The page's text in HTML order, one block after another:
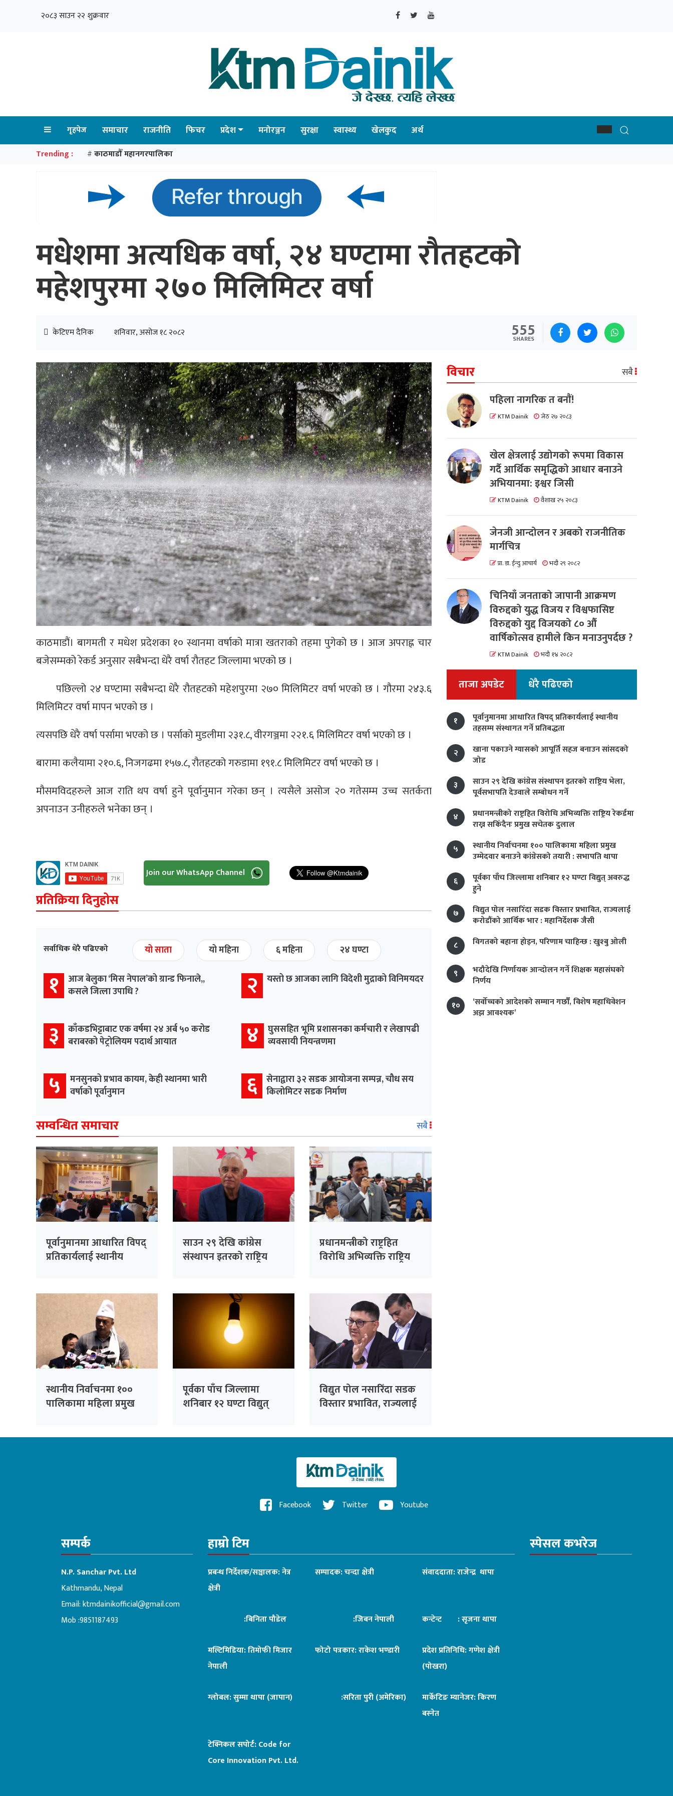
२०८३ साउन २२ शुक्रवार
गृहपेज समाचार राजनीति फिचर प्रदेश मनोरञ्जन सुरक्षा स्वास्थ्य खेलकुद अर्थ
Trending : # काठमाडौँ महानगरपालिका
मधेशमा अत्यधिक वर्षा, २४ घण्टामा रौतहटको
महेशपुरमा २७० मिलिमिटर वर्षा
केटिएम दैनिक शनिवार, असोज १८ २०८२ 555
SHARES
काठमाडौं। बागमती र मधेश प्रदेशका १० स्थानमा वर्षाको मात्रा खतराको तहमा पुगेको छ । आज अपराह्न चार
बजेसम्मको रेकर्ड अनुसार सबैभन्दा धेरै वर्षा रौतहट जिल्लामा भएको छ ।
पछिल्लो २४ घण्टामा सबैभन्दा धेरै रौतहटको महेशपुरमा २७० मिलिमिटर वर्षा भएको छ । गौरमा २४३.६
मिलिमिटर वर्षा मापन भएको छ ।
त्यसपछि धेरै वर्षा पर्सामा भएको छ । पर्साको मुडलीमा २३१.८, वीरगञ्जमा २२१.६ मिलिमिटर वर्षा भएको छ ।
बारामा कलैयामा २१०.६, निजगढमा १५७.८, रौतहटको गरुडामा १९१.८ मिलिमिटर वर्षा भएको छ ।
मौसमविदहरुले आज राति थप वर्षा हुने पूर्वानुमान गरेका छन् । त्यसैले असोज २० गतेसम्म उच्च सतर्कता
अपनाउन उनीहरुले भनेका छन् ।
Join our WhatsApp Channel
प्रतिक्रिया दिनुहोस
सर्वाधिक धेरै पढिएको यो साता यो महिना ६ महिना २४ घण्टा
१
आज बेलुका ‘मिस नेपाल’को ग्रान्ड फिनाले,,
कसले जित्ला उपाधि ?
२ यस्तो छ आजका लागि विदेशी मुद्राको विनिमयदर
३
काँकडभिट्टाबाट एक वर्षमा २४ अर्ब ५० करोड
बराबरको पेट्रोलियम पदार्थ आयात
४
घुससहित भूमि प्रशासनका कर्मचारी र लेखापढी
व्यवसायी नियन्त्रणमा
५
मनसुनको प्रभाव कायम, केही स्थानमा भारी
वर्षाको पूर्वानुमान
६ सेनाद्वारा ३२ सडक आयोजना सम्पन्न, चौध सय
किलोमिटर सडक निर्माण
सम्वन्धित समाचार सबै
पूर्वानुमानमा आधारित विपद्
प्रतिकार्यलाई स्थानीय
साउन २९ देखि कांग्रेस
संस्थापन इतरको राष्ट्रिय
प्रधानमन्त्रीको राष्ट्रहित
विरोधि अभिव्यक्ति राष्ट्रिय
स्थानीय निर्वाचनमा १००
पालिकामा महिला प्रमुख
पूर्वका पाँच जिल्लामा
शनिबार १२ घण्टा विद्युत्
विद्युत पोल नसारिँदा सडक
विस्तार प्रभावित, राज्यलाई
विचार सबै
पहिला नागरिक त बनाैं!
KTM Dainik जेठ २७ २०८३
खेल क्षेत्रलाई उद्योगको रूपमा विकास
गर्दै आर्थिक समृद्धिको आधार बनाउने
अभियानमा: इश्वर जिसी
KTM Dainik वैशाख २५ २०८३
जेनजी आन्दोलन र अबको राजनीतिक
मार्गचित्र
प्रा. डा. ईन्दु आचार्य भदौ २९ २०८२
चिनियाँ जनताको जापानी आक्रमण
विरुद्दको युद्ध विजय र विश्वफासिष्ट
विरुद्दको युद्द विजयको ८० औं
वार्षिकोत्सव हामीले किन मनाउनुपर्दछ ?
KTM Dainik भदौ १४ २०८२
ताजा अपडेट धेरै पढिएको
१
पूर्वानुमानमा आधारित विपद् प्रतिकार्यलाई स्थानीय
तहसम्म संस्थागत गर्ने प्रतिबद्धता
२
खाना पकाउने ग्यासको आपूर्ति सहज बनाउन सांसदको
जोड
३
साउन २९ देखि कांग्रेस संस्थापन इतरको राष्ट्रिय भेला,
पूर्वसभापति देउवाले सम्बोधन गर्ने
४
प्रधानमन्त्रीको राष्ट्रहित विरोधि अभिव्यक्ति राष्ट्रिय रेकर्डमा
राख्न सकिँदैनः प्रमुख सचेतक दुलाल
५
स्थानीय निर्वाचनमा १०० पालिकामा महिला प्रमुख
उम्मेदवार बनाउने कांग्रेसको तयारी : सभापति थापा
६
पूर्वका पाँच जिल्लामा शनिबार १२ घण्टा विद्युत् अवरुद्ध
हुने
७
विद्युत पोल नसारिँदा सडक विस्तार प्रभावित, राज्यलाई
करोडौंको आर्थिक भार : महानिर्देशक जैसी
८
विगतको बहाना होइन, परिणाम चाहिन्छ : खुश्बु ओली
९
भदौदेखि निर्णायक आन्दोलन गर्ने शिक्षक महासंघको
निर्णय
१०
‘सर्वोच्चको आदेशको सम्मान गर्छौं, विशेष महाधिवेशन
अझ आवश्यक’
Facebook Twitter Youtube
सम्पर्क
N.P. Sanchar Pvt. Ltd
Kathmandu, Nepal
Email:ktmdainikofficial@gmail.com
Mob :9851187493
हाम्रो टिम
प्रबन्ध निर्देशक/सञ्चालक: नेत्र
क्षेत्री
सम्पादक: चन्दा क्षेत्री संवाददाता: राजेन्द्र थापा
:बिनिता पौडेल :जिबन नेपाली कन्टेन्ट : सृजना थापा
मल्टिमिडिया: तिमोफी मिजार
नेपाली
फोटो पत्रकार: राकेश भण्डारी
प्रदेश प्रतिनिधि: गणेश क्षेत्री
(पोखरा)
ग्लोबल: सुम्मा थापा (जापान) :सरिता पुरी (अमेरिका)
मार्केटिङ म्यानेजर: किरण
बस्नेत
टेक्निकल सपोर्ट:Code for
Core Innovation Pvt. Ltd.
स्पेसल कभरेज